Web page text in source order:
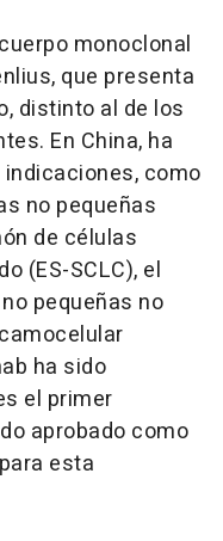
monoclonal
que presenta
distinto al de los
En China, ha
como
no pequeñas
de células
(ES-SCLC), el
pequeñas no
ha sido
el primer
aprobado como
esta